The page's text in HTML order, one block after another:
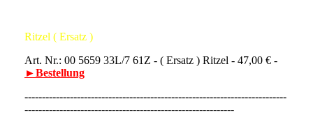
Ritzel ( Ersatz )
Art. Nr.: 00 5659 33L/7 61Z - ( Ersatz ) Ritzel - 47,00 € -
►Bestellung
---------------------------------------------------------------------------
------------------------------------------------------------